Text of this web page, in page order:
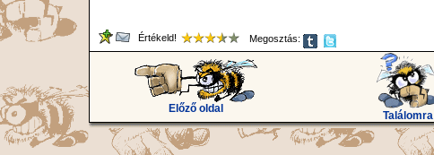
Értékeld! Megosztás:
Előző oldal
Találomra